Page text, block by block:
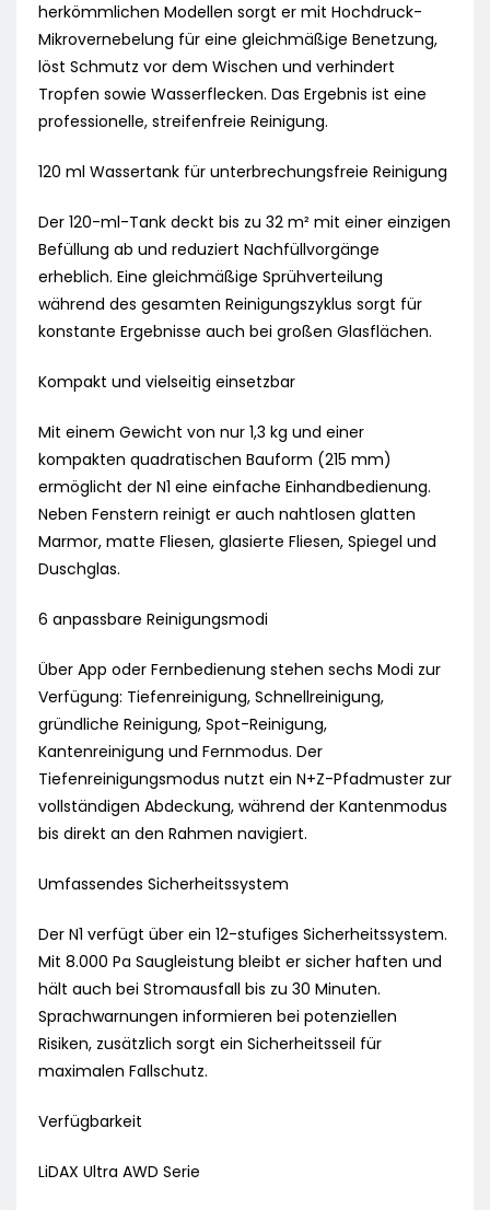
herkömmlichen Modellen sorgt er mit Hochdruck-
Mikrovernebelung für eine gleichmäßige Benetzung,
löst Schmutz vor dem Wischen und verhindert
Tropfen sowie Wasserflecken. Das Ergebnis ist eine
professionelle, streifenfreie Reinigung.
120 ml Wassertank für unterbrechungsfreie Reinigung
Der 120-ml-Tank deckt bis zu 32 m² mit einer einzigen
Befüllung ab und reduziert Nachfüllvorgänge
erheblich. Eine gleichmäßige Sprühverteilung
während des gesamten Reinigungszyklus sorgt für
konstante Ergebnisse auch bei großen Glasflächen.
Kompakt und vielseitig einsetzbar
Mit einem Gewicht von nur 1,3 kg und einer
kompakten quadratischen Bauform (215 mm)
ermöglicht der N1 eine einfache Einhandbedienung.
Neben Fenstern reinigt er auch nahtlosen glatten
Marmor, matte Fliesen, glasierte Fliesen, Spiegel und
Duschglas.
6 anpassbare Reinigungsmodi
Über App oder Fernbedienung stehen sechs Modi zur
Verfügung: Tiefenreinigung, Schnellreinigung,
gründliche Reinigung, Spot-Reinigung,
Kantenreinigung und Fernmodus. Der
Tiefenreinigungsmodus nutzt ein N+Z-Pfadmuster zur
vollständigen Abdeckung, während der Kantenmodus
bis direkt an den Rahmen navigiert.
Umfassendes Sicherheitssystem
Der N1 verfügt über ein 12-stufiges Sicherheitssystem.
Mit 8.000 Pa Saugleistung bleibt er sicher haften und
hält auch bei Stromausfall bis zu 30 Minuten.
Sprachwarnungen informieren bei potenziellen
Risiken, zusätzlich sorgt ein Sicherheitsseil für
maximalen Fallschutz.
Verfügbarkeit
LiDAX Ultra AWD Serie